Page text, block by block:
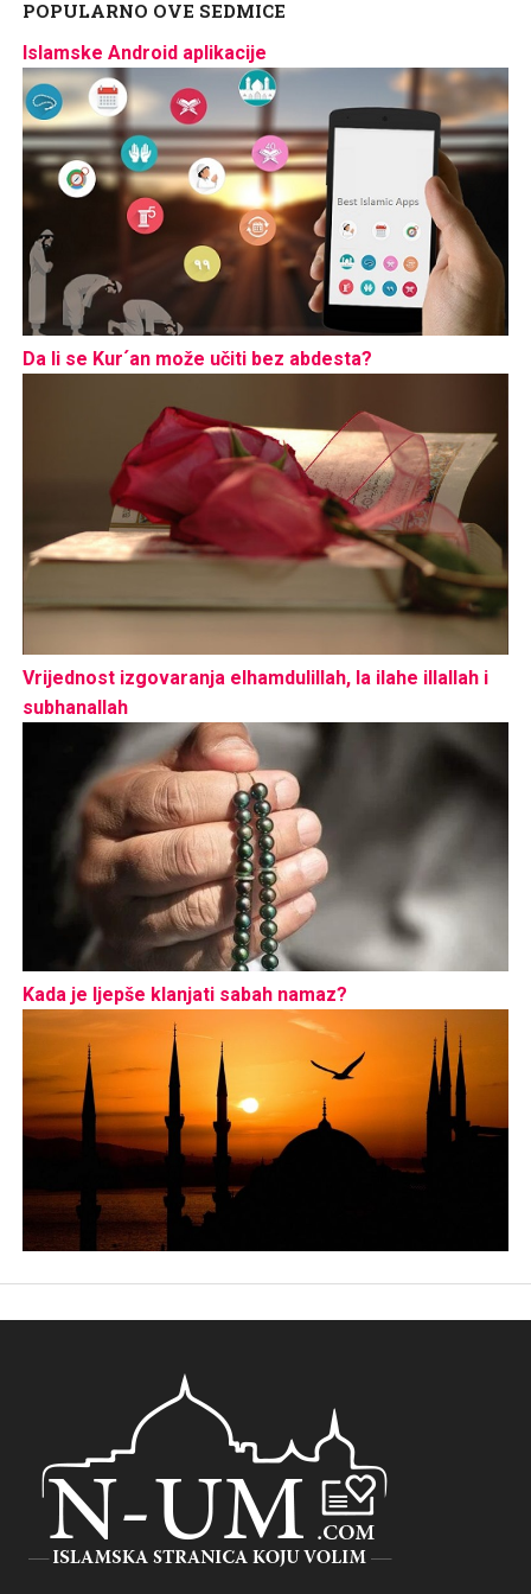
POPULARNO OVE SEDMICE
Islamske Android aplikacije
Da li se Kur´an može učiti bez abdesta?
Vrijednost izgovaranja elhamdulillah, la ilahe illallah i
subhanallah
Kada je ljepše klanjati sabah namaz?